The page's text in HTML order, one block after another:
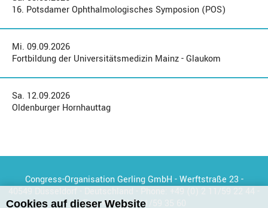
16. Potsdamer Ophthalmologisches Symposion (POS)
Mi. 09.09.2026
Fortbildung der Universitätsmedizin Mainz - Glaukom
Sa. 12.09.2026
Oldenburger Hornhauttag
Congress-Organisation Gerling GmbH - Werftstraße 23 -
Fax:+49 (0) 2 11/59 35 60
Cookies auf dieser Website